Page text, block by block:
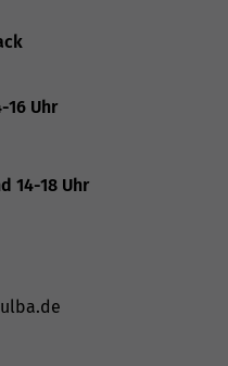
16 Uhr
14-18 Uhr